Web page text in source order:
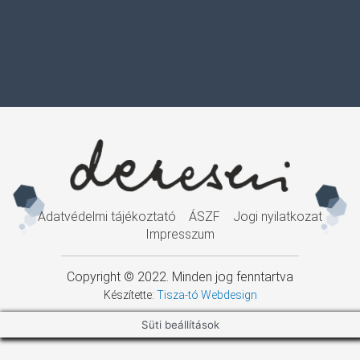
Adatvédelmi tájékoztató ÁSZF
Jogi nyilatkozat
Impresszum
Copyright © 2022. Minden jog fenntartva
Készítette: Tisza-tó Webdesign
Süti beállítások